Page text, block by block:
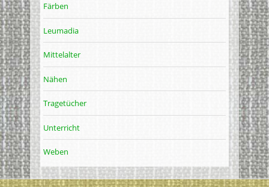
Färben
Leumadia
Mittelalter
Nähen
Tragetücher
Unterricht
Weben